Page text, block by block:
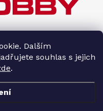
Dalším
souhlas s jejich
.